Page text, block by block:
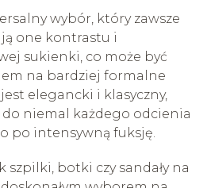
wybór, który zawsze
one kontrastu i
sukienki, co może być
na bardziej formalne
elegancki i klasyczny,
niemal każdego odcienia
po intensywną fuksję.
szpilki, botki czy sandały na